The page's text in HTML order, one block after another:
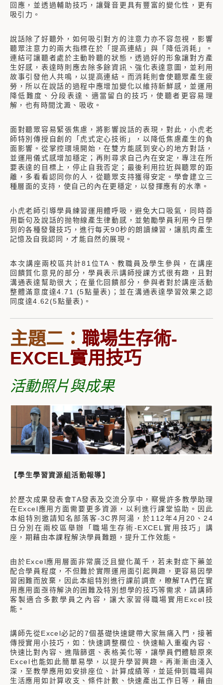
回應，並透過輔助技巧，讓聲音更具有豐富的變化性，更有
吸引力。
說話除了好聽外，如何吸引對方的注意力亦不容忽視，影響
聽眾注意力的兩大指標在於「提高連結」與「降低消耗」。
連結可讓聽者處於主動聆聽的狀態，透過好的形象讓對方產
生好感，表達時則應去除多餘資訊、強化表達意圖，並利用
故事引發他人共鳴，以提高連結。而消耗則會使聽眾產生疲
勞，所以在說話的過程中應增加變化以維持新鮮感，並運用
降低難度、分段表達、適當留白的技巧，使聽者更容易理
解，也有時間沈澱、吸收。
面對聽眾容易緊張焦慮，將影響說話的表現，對此，小虎老
師特別傳授自創的「虎式定心技術」，以降低焦慮產生的負
面影響。從掌控環境開始，在雙方能感到安心的地方對話，
並運用儀式感增加穩定；再則尋求自己內在安定，專注在所
要表達的目標上，停止自我否定；最後利用拉近與聽眾的距
離，多看看認同你的人，從聽眾支持獲得安定。學會建立三
種層面的支持，使自己的內在更穩定，以發揮應有的水準。
小虎老師引導學員練習運用體呼吸，避免大口吸氣，同時善
用斷句及說話的抛物線產生律動感，並勉勵學員利用今日學
到的各種發聲技巧，進行每天90秒的朗讀練習，讓肌肉產生
記憶及自我認同，才能自然的展現。
本次講座兩校區共計81位TA、教職員及學生參與，在講座
回饋質化意見的部分，學員表示講師授課方式很有趣，且對
溝通表達幫助很大；在量化回饋部分，參與者對於講座活動
整體滿意度達4.71 (5點量表)；並在溝通表達學習效果之認
同度達4.62(5點量表)。
主題二： 職場生存術-
EXCEL實用技巧
活動照片與成果
【學生學習資源組活動報導】
於歷次成果發表會TA發表及交流分享中，察覺許多教學助理
在Excel應用方面需要更多資源，以利進行課堂協助。因此
本組特別邀請知名部落客-3C界阿湯，於112年4月20、24
日分別在兩校區舉辦「職場生存術-EXCEL實用技巧」講
座，期藉由本課程解決學員難題，提升工作效能。
由於Excel應用層面非常廣泛且變化萬千，若未對症下藥並
配合學員程度，不但難於實際運用面引起興趣，更容易因學
習困難而放棄，因此本組特別進行課前調查，瞭解TA們在實
用應用面亟待解決的困難及特別想學的技巧等需求，請講師
客製適合多數學員之內容，讓大家習得職場實用Excel技
能。
講師先從Excel必記的7個基礎快速鍵帶大家無痛入門，接著
傳授實用小技巧，如：快速調整欄位、快速輸入重複內容、
快速比對內容、進階篩選、表格美化等，讓學員們體驗原來
Excel也能如此簡單易學，以提升學習興趣。再漸漸由淺入
深，至教學應用如安排座位、計算成績等，並延伸到職場與
生活應用如計算收支、條件計數、快速產出工作日等，藉由